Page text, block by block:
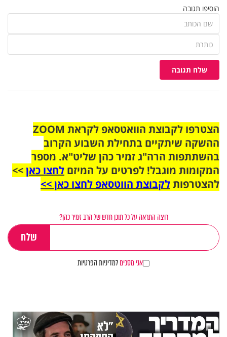
הוסיפו תגובה
שלח תגובה
הצטרפו לקבוצת הוואטסאפ לקראת ZOOM
ההשקה שיתקיים בתחילת השבוע הקרוב
בהשתתפות הרה"ג זמיר כהן שליט"א. מספר
המקומות מוגבל! לפרטים על המיזם לחצו כאן>>
להצטרפותלקבוצת הווטסאפ לחצו כאן >>
רוצה התראה על כל תוכן חדש של הרב זמיר כהן?
אני מסכיםלמדיניות הפרטיות